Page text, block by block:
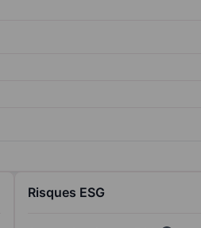
Risques ESG